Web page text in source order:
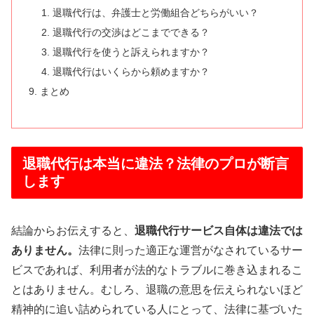
退職代行は、弁護士と労働組合どちらがいい？
退職代行の交渉はどこまでできる？
退職代行を使うと訴えられますか？
退職代行はいくらから頼めますか？
まとめ
退職代行は本当に違法？法律のプロが断言
します
結論からお伝えすると、 退職代行サービス自体は違法では
ありません。 法律に則った適正な運営がなされているサー
ビスであれば、利用者が法的なトラブルに巻き込まれるこ
とはありません。むしろ、退職の意思を伝えられないほど
精神的に追い詰められている人にとって、法律に基づいた